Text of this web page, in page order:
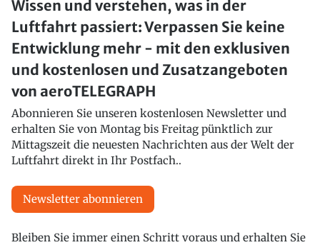
Wissen und verstehen, was in der
Luftfahrt passiert: Verpassen Sie keine
Entwicklung mehr - mit den exklusiven
und kostenlosen und Zusatzangeboten
von aeroTELEGRAPH
Abonnieren Sie unseren kostenlosen Newsletter und
erhalten Sie von Montag bis Freitag pünktlich zur
Mittagszeit die neuesten Nachrichten aus der Welt der
Luftfahrt direkt in Ihr Postfach..
Newsletter abonnieren
Bleiben Sie immer einen Schritt voraus und erhalten Sie